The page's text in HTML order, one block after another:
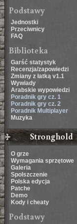
Podstawy
Jednostki
Przeciwnicy
FAQ
Biblioteka
Garść statystyk
Recenzja/zapowiedzi
Zmiany z łatką v1.1
Wywiady
Arabskie wypowiedzi
Poradnik gry cz. 1
Poradnik gry cz. 2
Poradnik Multiplayer
Muzyka
Stronghold
O grze
Wymagania sprzętowe
Galeria
Spolszczenie
Polska edycja
Patche
Demo
Kody i cheaty
Podstawy